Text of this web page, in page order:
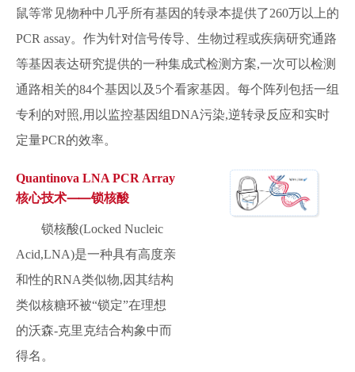
鼠等常见物种中几乎所有基因的转录本提供了260万以上的
PCR assay。作为针对信号传导、生物过程或疾病研究通路
等基因表达研究提供的一种集成式检测方案,一次可以检测
通路相关的84个基因以及5个看家基因。每个阵列包括一组
专利的对照,用以监控基因组DNA污染,逆转录反应和实时
定量PCR的效率。
Quantinova LNA PCR Array
核心技术⸺锁核酸
锁核酸(Locked Nucleic
Acid,LNA)是一种具有高度亲
和性的RNA类似物,因其结构
类似核糖环被“锁定”在理想
的沃森-克里克结合构象中而
得名。